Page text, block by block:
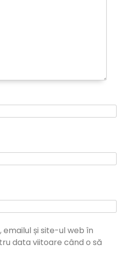
și site-ul web în
data viitoare când o să